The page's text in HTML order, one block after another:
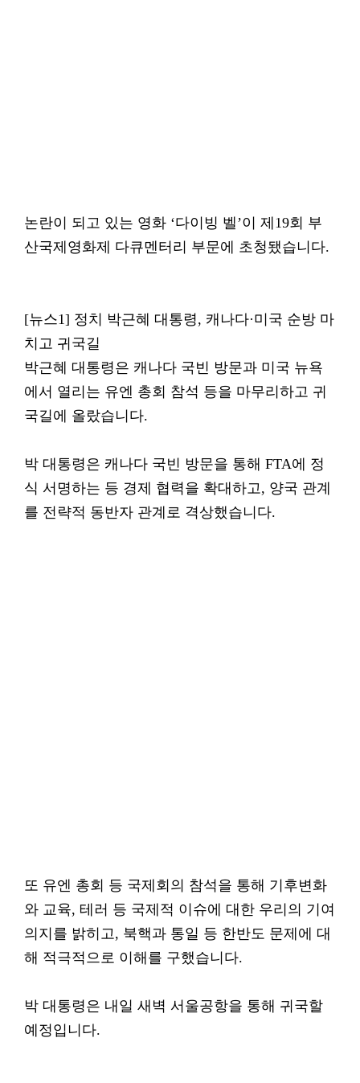
논란이 되고 있는 영화 ‘다이빙 벨’이 제19회 부
산국제영화제 다큐멘터리 부문에 초청됐습니다.
[뉴스1] 정치 박근혜 대통령, 캐나다·미국 순방 마
치고 귀국길
박근혜 대통령은 캐나다 국빈 방문과 미국 뉴욕
에서 열리는 유엔 총회 참석 등을 마무리하고 귀
국길에 올랐습니다.
박 대통령은 캐나다 국빈 방문을 통해 FTA에 정
식 서명하는 등 경제 협력을 확대하고, 양국 관계
를 전략적 동반자 관계로 격상했습니다.
또 유엔 총회 등 국제회의 참석을 통해 기후변화
와 교육, 테러 등 국제적 이슈에 대한 우리의 기여
의지를 밝히고, 북핵과 통일 등 한반도 문제에 대
해 적극적으로 이해를 구했습니다.
박 대통령은 내일 새벽 서울공항을 통해 귀국할
예정입니다.